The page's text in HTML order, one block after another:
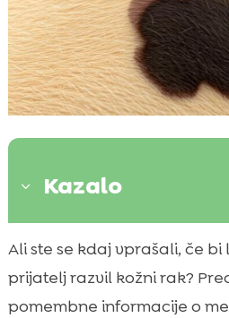
3 Kazalo
 Kaj je melanom pri
 Simptomi melanoma
 Kako diagnosticiramo
Ali ste se kdaj vprašali, če
prijatelj razvil kožni rak?
pomembne informacije o